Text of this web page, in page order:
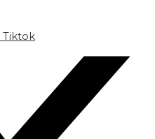
Tiktok